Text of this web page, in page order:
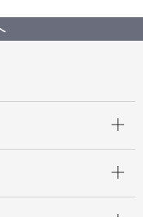
流研修会」が開催さ